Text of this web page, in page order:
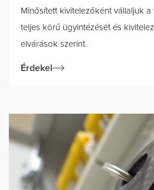
Minősített kivitelezőként vállaljuk
teljes körű ügyintézését és
elvárások szerint.
Érdekel